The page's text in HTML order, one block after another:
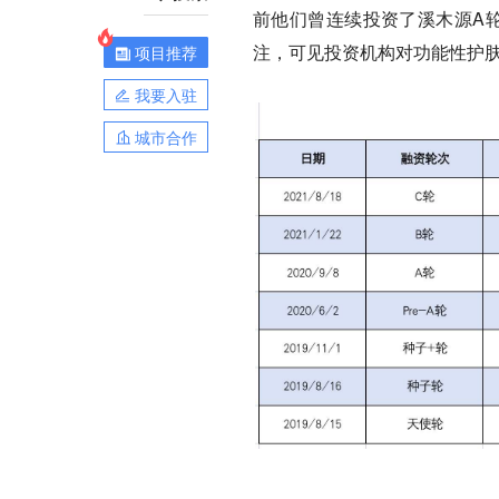
项目推荐
我要入驻
城市合作
前他们曾连续投资了溪木源A
注，可见投资机构对功能性护